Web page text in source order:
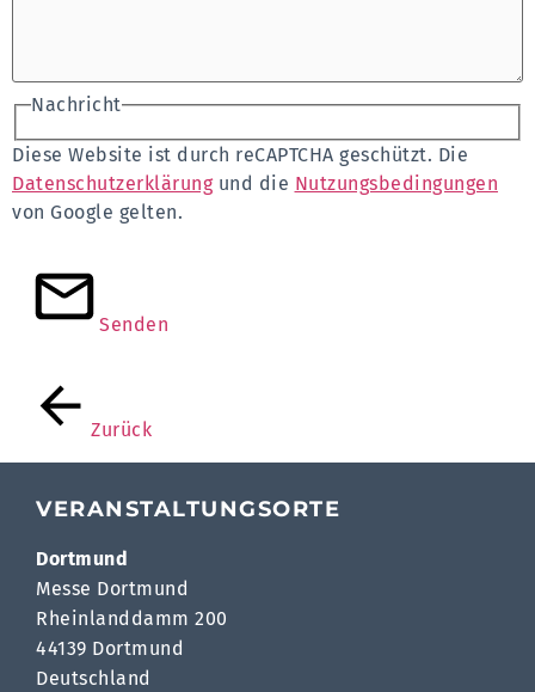
Nachricht
Diese Website ist durch reCAPTCHA geschützt. Die
Datenschutzerklärungund die Nutzungsbedingungen
von Google gelten.
Senden
Zurück
VERANSTALTUNGSORTE
Dortmund
Messe Dortmund
Rheinlanddamm 200
44139 Dortmund
Deutschland